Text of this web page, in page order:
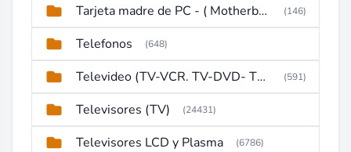
Tarjeta madre de PC - ( Motherboard ) (146)
Telefonos (648)
Televideo (TV-VCR. TV-DVD- TV-DVD-VCR) (591)
Televisores (TV) (24431)
Televisores LCD y Plasma (6786)